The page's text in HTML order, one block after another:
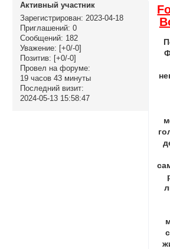
Активный участник
Зарегистрирован: 2023-04-18
Приглашений: 0
Сообщений: 182
Уважение: [+0/-0]
Позитив: [+0/-0]
Провел на форуме:
19 часов 43 минуты
Последний визит:
2024-05-13 15:58:47